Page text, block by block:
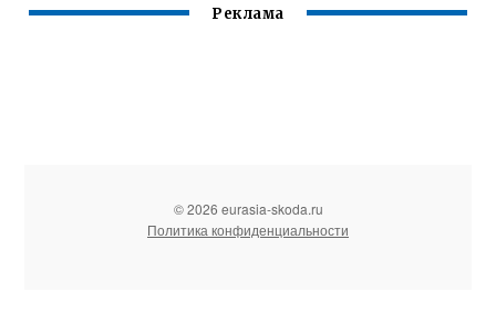
Реклама
© 2026 eurasia-skoda.ru
Политика конфиденциальности